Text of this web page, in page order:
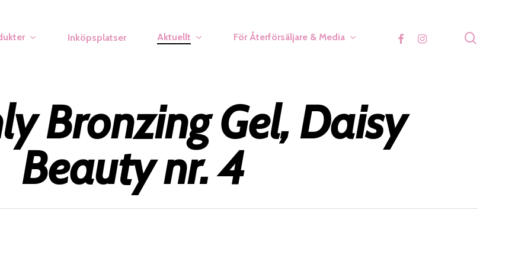
Inköpsplatser Aktuellt För Återförsäljare & Media facebookinstagram
Bronzing Gel, Daisy
Beauty nr. 4